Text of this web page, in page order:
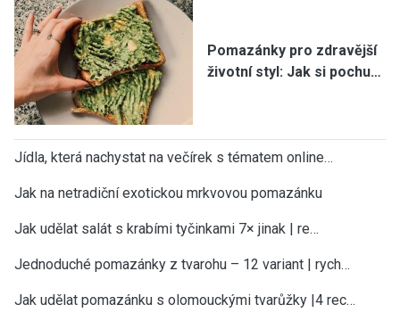
Pomazánky pro zdravější
životní styl: Jak si pochu…
Jídla, která nachystat na večírek s tématem online…
Jak na netradiční exotickou mrkvovou pomazánku
Jak udělat salát s krabími tyčinkami 7× jinak | re…
Jednoduché pomazánky z tvarohu – 12 variant | rych…
Jak udělat pomazánku s olomouckými tvarůžky |4 rec…